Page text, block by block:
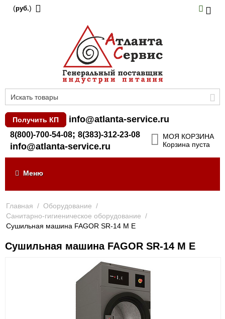
(руб.)
Получить КП info@atlanta-service.ru
8(800)-700-54-08; 8(383)-312-23-08
info@atlanta-service.ru
МОЯ КОРЗИНА
Корзина пуста
Меню
Главная / Оборудование /
Санитарно-гигиеническое оборудование /
Сушильная машина FAGOR SR-14 M E
Сушильная машина FAGOR SR-14 M E